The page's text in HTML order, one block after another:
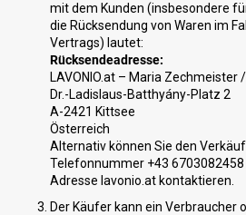
mit dem Kunden (insbesondere
die Rücksendung von Waren im
Vertrags) lautet:
Rücksendeadresse:
LAVONIO.at – Maria Zechmeister
Dr.-Ladislaus-Batthyány-Platz 2
A-2421 Kittsee
Österreich
Alternativ können Sie den
Telefonnummer +43
Adresse lavonio.at kontaktieren.
Der Käufer kann ein Verbraucher